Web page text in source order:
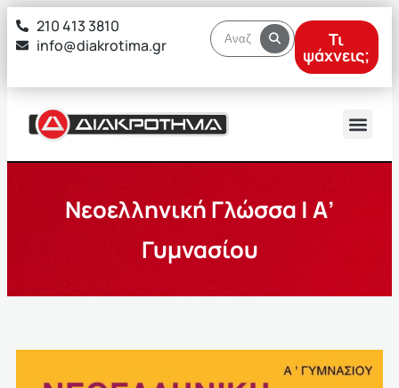
στο
περιεχόμενο
210 413 3810
info@diakrotima.gr
Τι
ψάχνεις;
Νεοελληνική Γλώσσα | Α’
Γυμνασίου